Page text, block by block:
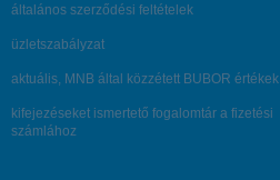
általános szerződési feltételek
üzletszabályzat
aktuális, MNB által közzétett BUBOR értékek
kifejezéseket ismertető fogalomtár a fizetési
számlához